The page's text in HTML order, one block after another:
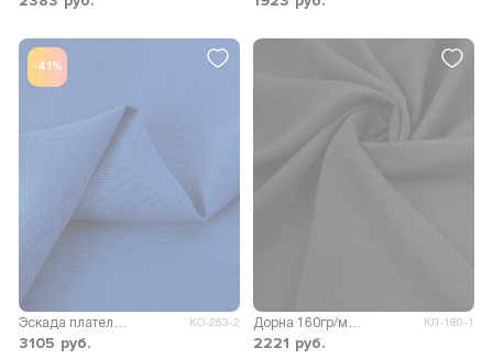
-41%
Эскада плательная вискоза КО-263-2
3105 руб.
Дорна 160гр/м.кв. КЛ-180-1
2221 руб.